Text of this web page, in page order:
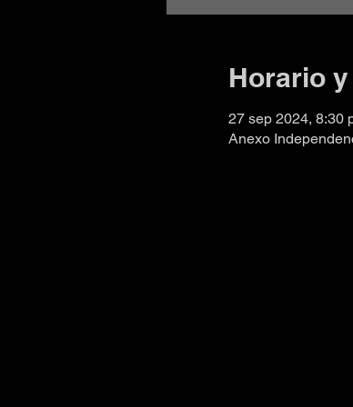
Horario
27 sep 2024, 8:30
Anexo